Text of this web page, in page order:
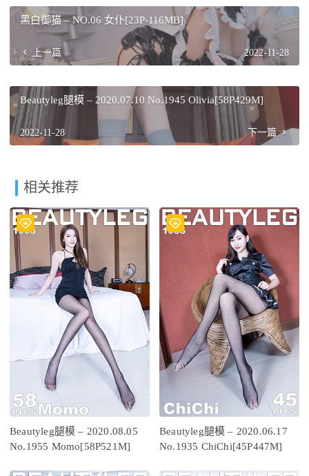
黑白御猫 – NO.06 女仆[23P-116MB]
上一篇 2022-11-28
Beautyleg腿模 – 2020.07.10 No.1945 Olivia[58P429M]
2022-11-28 下一篇
相关推荐
Beautyleg腿模 – 2020.08.05
No.1955 Momo[58P521M]
Beautyleg腿模 – 2020.06.17
No.1935 ChiChi[45P447M]